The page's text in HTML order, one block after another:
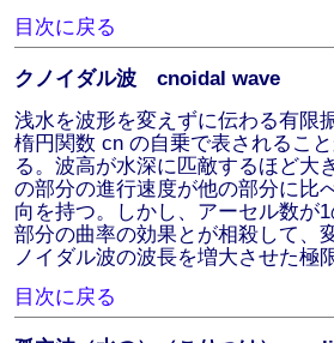
目次に戻る
クノイダル波 cnoidal wave
浅水を波形を変えずに伝わる有限
楕円関数 cn の自乗で表されるこ
る。波高が水深に匹敵するほど大
の部分の進行速度が他の部分に比
向を持つ。しかし、アーセル数が
部分の曲率の効果とが相殺して、
ノイダル波の波長を増大させた極
目次に戻る